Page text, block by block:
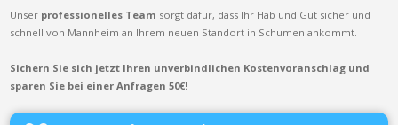
Unser professionelles Team sorgt dafür, dass Ihr Hab und Gut sicher und
schnell von Mannheim an Ihrem neuen Standort in Schumen ankommt.
Sichern Sie sich jetzt Ihren unverbindlichen Kostenvoranschlag und
sparen Sie bei einer Anfragen 50€!